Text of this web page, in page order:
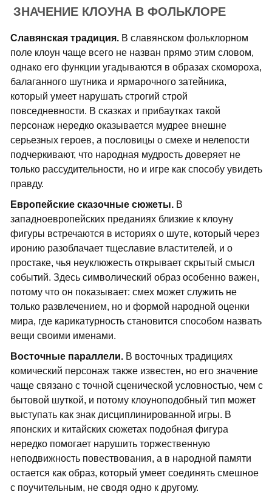
ЗНАЧЕНИЕ КЛОУНА В ФОЛЬКЛОРЕ
Славянская традиция. В славянском фольклорном
поле клоун чаще всего не назван прямо этим словом,
однако его функции угадываются в образах скомороха,
балаганного шутника и ярмарочного затейника,
который умеет нарушать строгий строй
повседневности. В сказках и прибаутках такой
персонаж нередко оказывается мудрее внешне
серьезных героев, а пословицы о смехе и нелепости
подчеркивают, что народная мудрость доверяет не
только рассудительности, но и игре как способу увидеть
правду.
Европейские сказочные сюжеты. В
западноевропейских преданиях близкие к клоуну
фигуры встречаются в историях о шуте, который через
иронию разоблачает тщеславие властителей, и о
простаке, чья неуклюжесть открывает скрытый смысл
событий. Здесь символический образ особенно важен,
потому что он показывает: смех может служить не
только развлечением, но и формой народной оценки
мира, где карикатурность становится способом назвать
вещи своими именами.
Восточные параллели. В восточных традициях
комический персонаж также известен, но его значение
чаще связано с точной сценической условностью, чем с
бытовой шуткой, и потому клоуноподобный тип может
выступать как знак дисциплинированной игры. В
японских и китайских сюжетах подобная фигура
нередко помогает нарушить торжественную
неподвижность повествования, а в народной памяти
остается как образ, который умеет соединять смешное
с поучительным, не сводя одно к другому.